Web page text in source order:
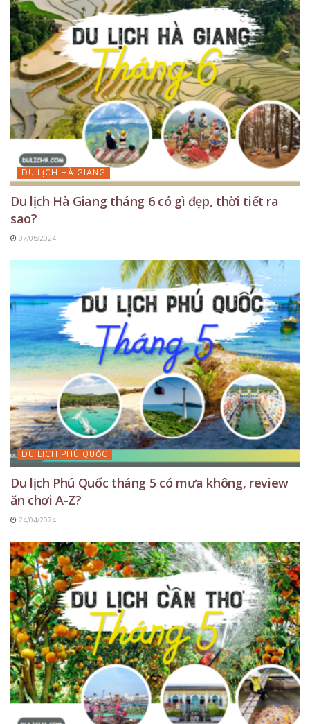
DU LỊCH HÀ GIANG
Du lịch Hà Giang tháng 6 có gì đẹp, thời tiết ra
sao?
07/05/2024
DU LỊCH PHÚ QUỐC
Du lịch Phú Quốc tháng 5 có mưa không, review
ăn chơi A-Z?
24/04/2024